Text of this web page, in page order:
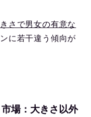
さで男女の有意な
に若干違う傾向が
場：大きさ以外